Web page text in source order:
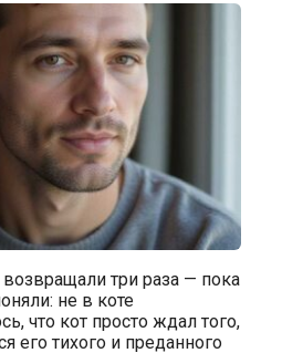
три раза — пока
не в коте
что кот просто ждал того,
его тихого и преданного